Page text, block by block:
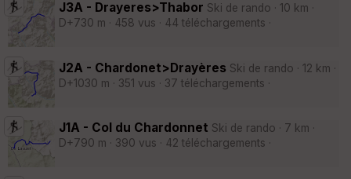
J3A - Drayeres>Thabor Ski de rando · 10 km ·
D+730 m · 458 vus · 44 téléchargements ·
J2A - Chardonet>Drayères Ski de rando · 12 km ·
D+1030 m · 351 vus · 37 téléchargements ·
J1A - Col du Chardonnet Ski de rando · 7 km ·
D+790 m · 390 vus · 42 téléchargements ·